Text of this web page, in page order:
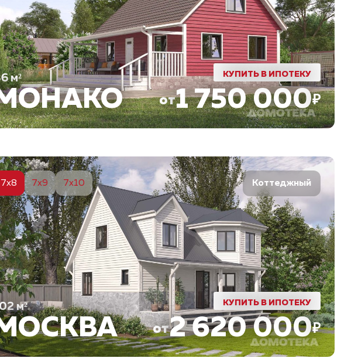
м² КУПИТЬ В ИПОТЕКУ
от1 750 000₽
Коттеджный
7x8 7x9 7x10
м² КУПИТЬ В ИПОТЕКУ
от2 620 000₽